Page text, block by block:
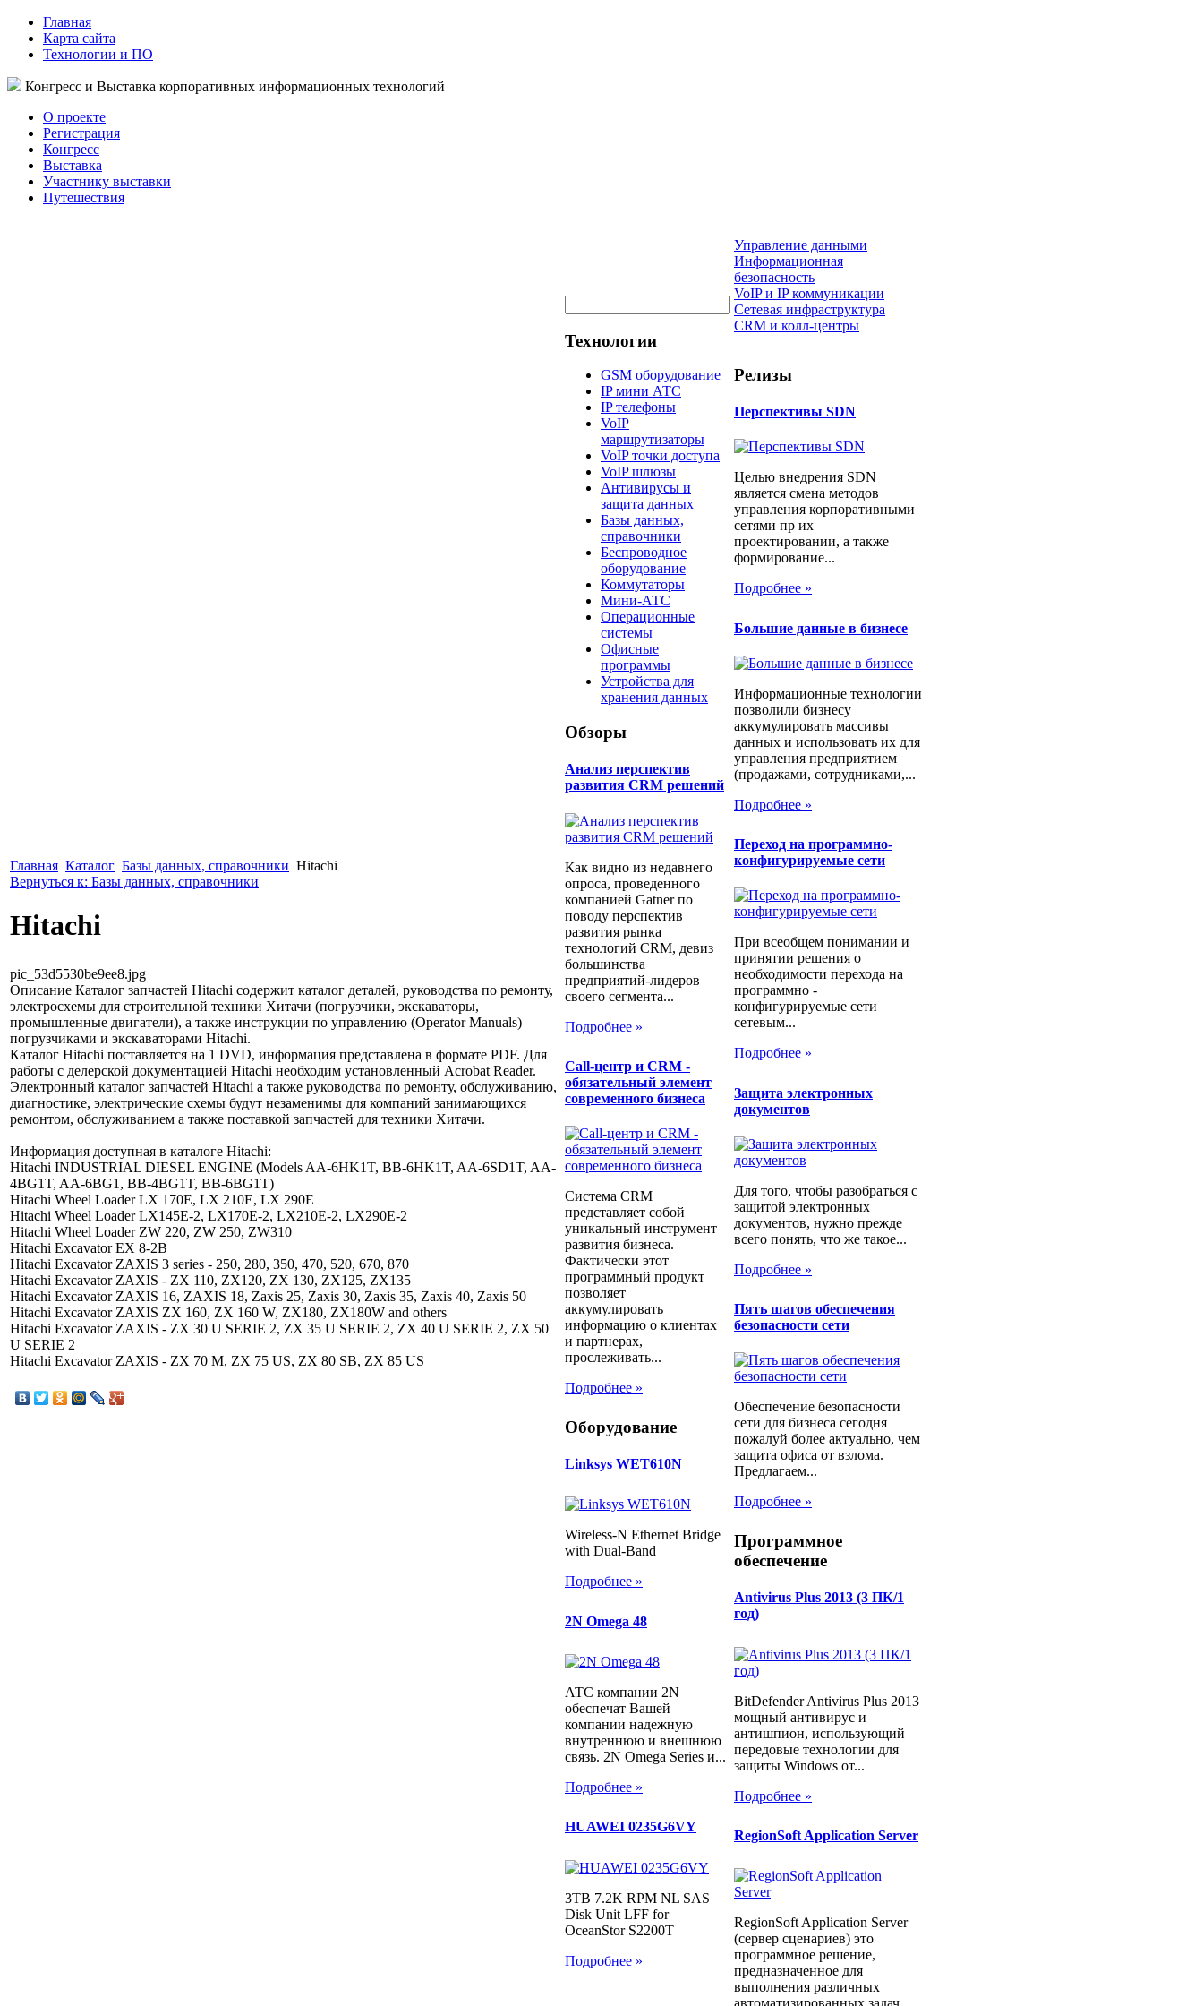
Главная
Карта сайта
Технологии и ПО
Конгресс и Выставка корпоративных информационных технологий
О проекте
Регистрация
Конгресс
Выставка
Участнику выставки
Путешествия
Главная Каталог Базы данных, справочники Hitachi
Вернуться к: Базы данных, справочники
Hitachi
pic_53d5530be9ee8.jpg
Описание Каталог запчастей Hitachi содержит каталог деталей, руководства по ремонту,
электросхемы для строительной техники Хитачи (погрузчики, экскаваторы,
промышленные двигатели), а также инструкции по управлению (Operator Manuals)
погрузчиками и экскаваторами Hitachi.
Каталог Hitachi поставляется на 1 DVD, информация представлена в формате PDF. Для
работы с делерской документацией Hitachi необходим установленный Acrobat Reader.
Электронный каталог запчастей Hitachi а также руководства по ремонту, обслуживанию,
диагностике, электрические схемы будут незаменимы для компаний занимающихся
ремонтом, обслуживанием а также поставкой запчастей для техники Хитачи.
Информация доступная в каталоге Hitachi:
Hitachi INDUSTRIAL DIESEL ENGINE (Models AA-6HK1T, BB-6HK1T, AA-6SD1T, AA-
4BG1T, AA-6BG1, BB-4BG1T, BB-6BG1T)
Hitachi Wheel Loader LX 170E, LX 210E, LX 290E
Hitachi Wheel Loader LX145E-2, LX170E-2, LX210E-2, LX290E-2
Hitachi Wheel Loader ZW 220, ZW 250, ZW310
Hitachi Excavator EX 8-2B
Hitachi Excavator ZAXIS 3 series - 250, 280, 350, 470, 520, 670, 870
Hitachi Excavator ZAXIS - ZX 110, ZX120, ZX 130, ZX125, ZX135
Hitachi Excavator ZAXIS 16, ZAXIS 18, Zaxis 25, Zaxis 30, Zaxis 35, Zaxis 40, Zaxis 50
Hitachi Excavator ZAXIS ZX 160, ZX 160 W, ZX180, ZX180W and others
Hitachi Excavator ZAXIS - ZX 30 U SERIE 2, ZX 35 U SERIE 2, ZX 40 U SERIE 2, ZX 50
U SERIE 2
Hitachi Excavator ZAXIS - ZX 70 M, ZX 75 US, ZX 80 SB, ZX 85 US
Технологии
GSM оборудование
IP мини АТС
IP телефоны
VoIP
маршрутизаторы
VoIP точки доступа
VoIP шлюзы
Антивирусы и
защита данных
Базы данных,
справочники
Беспроводное
оборудование
Коммутаторы
Мини-АТС
Операционные
системы
Офисные
программы
Устройства для
хранения данных
Обзоры
Анализ перспектив
развития CRM решений
Как видно из недавнего
опроса, проведенного
компанией Gatner по
поводу перспектив
развития рынка
технологий CRM, девиз
большинства
предприятий-лидеров
своего сегмента...
Подробнее »
Call-центр и CRM -
обязательный элемент
современного бизнеса
Система CRM
представляет собой
уникальный инструмент
развития бизнеса.
Фактически этот
программный продукт
позволяет
аккумулировать
информацию о клиентах
и партнерах,
прослеживать...
Подробнее »
Оборудование
Linksys WET610N
Wireless-N Ethernet Bridge
with Dual-Band
Подробнее »
2N Omega 48
АТС компании 2N
обеспечат Вашей
компании надежную
внутреннюю и внешнюю
связь. 2N Omega Series и...
Подробнее »
HUAWEI 0235G6VY
3TB 7.2K RPM NL SAS
Disk Unit LFF for
OceanStor S2200T
Подробнее »
Управление данными
Информационная
безопасность
VoIP и IP коммуникации
Сетевая инфраструктура
CRM и колл-центры
Релизы
Перспективы SDN
Целью внедрения SDN
является смена методов
управления корпоративными
сетями пр их
проектировании, а также
формирование...
Подробнее »
Большие данные в бизнесе
Информационные технологии
позволили бизнесу
аккумулировать массивы
данных и использовать их для
управления предприятием
(продажами, сотрудниками,...
Подробнее »
Переход на программно-
конфигурируемые сети
При всеобщем понимании и
принятии решения о
необходимости перехода на
программно -
конфигурируемые сети
сетевым...
Подробнее »
Защита электронных
документов
Для того, чтобы разобраться с
защитой электронных
документов, нужно прежде
всего понять, что же такое...
Подробнее »
Пять шагов обеспечения
безопасности сети
Обеспечение безопасности
сети для бизнеса сегодня
пожалуй более актуально, чем
защита офиса от взлома.
Предлагаем...
Подробнее »
Программное
обеспечение
Antivirus Plus 2013 (3 ПК/1
год)
BitDefender Antivirus Plus 2013
мощный антивирус и
антишпион, использующий
передовые технологии для
защиты Windows от...
Подробнее »
RegionSoft Application Server
RegionSoft Application Server
(сервер сценариев) это
программное решение,
предназначенное для
выполнения различных